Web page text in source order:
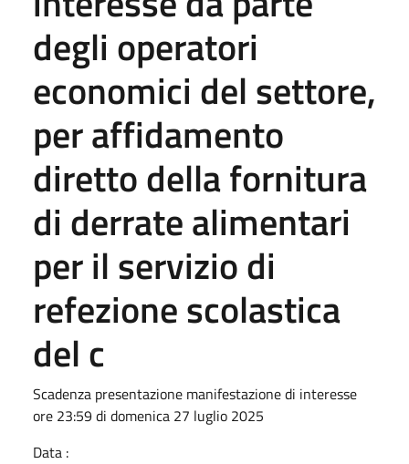
degli operatori
economici del settore,
per affidamento
diretto della fornitura
di derrate alimentari
per il servizio di
refezione scolastica
del c
Scadenza presentazione manifestazione di interesse
ore 23:59 di domenica 27 luglio 2025
Data :